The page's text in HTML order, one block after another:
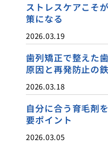
ストレスケアこそ
策になる
2026.03.19
歯列矯正で整えた
原因と再発防止の
2026.03.18
自分に合う育毛剤
要ポイント
2026.03.05